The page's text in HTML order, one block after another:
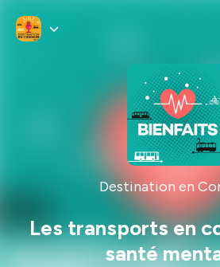
Destination en
Les transports en
santé